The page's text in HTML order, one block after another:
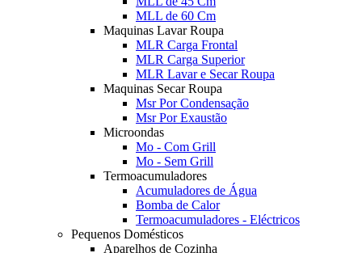
MLL de 60 Cm
Maquinas Lavar Roupa
MLR Carga Frontal
MLR Carga Superior
MLR Lavar e Secar Roupa
Maquinas Secar Roupa
Msr Por Condensação
Msr Por Exaustão
Microondas
Mo - Com Grill
Mo - Sem Grill
Termoacumuladores
Acumuladores de Água
Bomba de Calor
Termoacumuladores - Eléctricos
Pequenos Domésticos
Aparelhos de Cozinha